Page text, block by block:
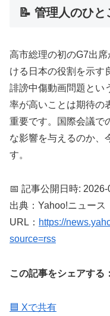
📝 管理人のひと
高市総理の初のG7出
ける日本の役割を示す
誹謗中傷動画問題とい
率が高いことは期待の
重要です。国際会議で
な影響を与えるのか、
す。
📅 記事公開日時:
出典：Yahoo!ニュース
URL： https://
source=rss
この記事をシェアする：
🟦 Xで共有